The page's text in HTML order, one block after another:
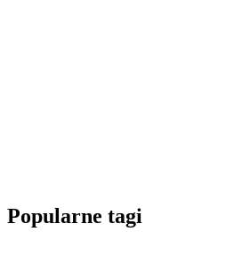
Popularne tagi